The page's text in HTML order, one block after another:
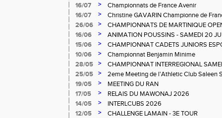
16/07
>
Championnats de France Avenir
16/07
>
Christine GAVARIN Championne de
26/06
>
CHAMPIONNATS DE MARTINIQUE
16/06
>
ANIMATION POUSSINS - SAMEDI 20
15/06
>
CHAMPIONNAT CADETS JUNIORS
10/06
>
Championnat Benjamin Minime
28/05
>
CHAMPIONNAT INTERREGIONAL
Gosier
25/05 >
2eme Meeting de l'Athletic Club Saleen
19/05
>
MEETING DU RAN
17/05
>
RELAIS DU MAWONAJ 2026
14/05
>
INTERLCUBS 2026
12/05
>
CHALLENGE LAMAIN - 3E TOUR